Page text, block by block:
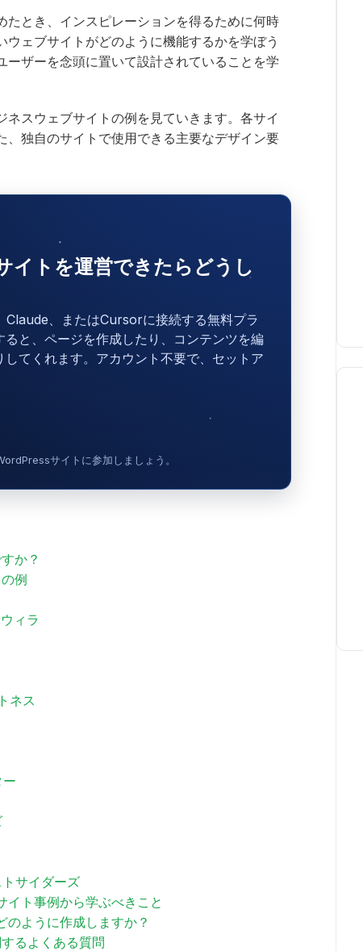
たとき、インスピレーションを得るために何時
ェブサイトがどのように機能するかを学ぼう
ーザーを念頭に置いて設計されていることを学
ネスウェブサイトの例を見ていきます。各サイ
、独自のサイトで使用できる主要なデザイン要
イトを運営できたらどうし
、またはCursorに接続する無料プラ
と、ページを作成したり、コンテンツを編
てくれます。アカウント不要で、セットア
サイトに参加しましょう。
か？
例
ィラ
ネス
サイダーズ
イト事例から学ぶべきこと
のように作成しますか？
るよくある質問